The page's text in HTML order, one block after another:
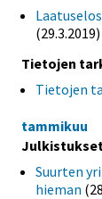
(29.3.2019)
Tietojen
Tietojen
tammikuu
Julkistukset
Suurten
hieman